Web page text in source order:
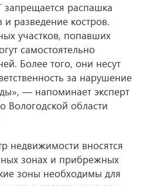
распашка
разведение костров.
участков, попавших
самостоятельно
Более того, они несут
за нарушение
— напоминает эксперт
Вологодской области
недвижимости вносятся
зонах и прибрежных
зоны необходимы для